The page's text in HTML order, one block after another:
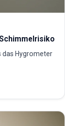
das Hygrometer